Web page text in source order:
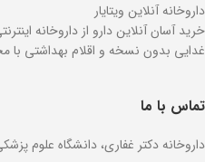
داروخانه آنلاین ویتایار
خرید آسان آنلاین دارو از داروخانه
غدایی بدون نسخه و اقلام بهداشتی با
تماس با ما
داروخانه دکتر غفاری، دانشگاه علوم